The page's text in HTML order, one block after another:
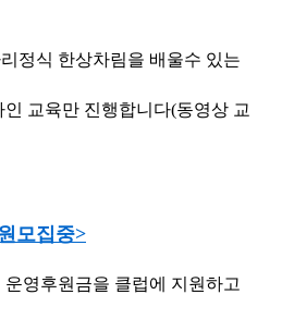
정식 한상차림을 배울수 있는
교육만 진행합니다(동영상 교
모집중>
영후원금을 클럽에 지원하고